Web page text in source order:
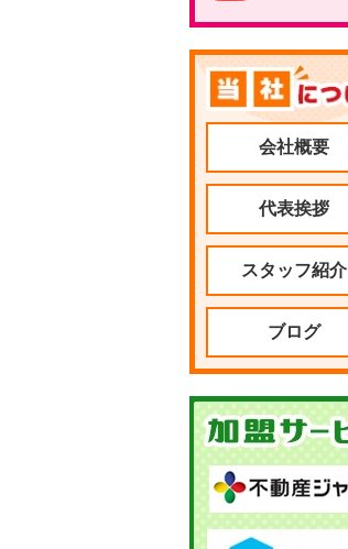
会社概要
代表挨拶
スタッフ紹介
ブログ